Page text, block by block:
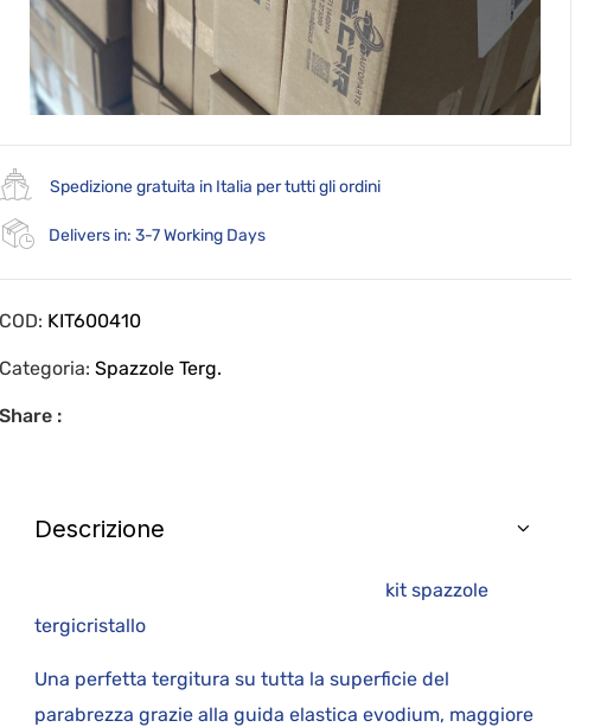
Spedizione gratuita in Italia per tutti gli ordini
Delivers in: 3-7 Working Days
COD: KIT600410
Categoria:Spazzole Terg.
Share :
Descrizione
kit spazzole
tergicristallo
Una perfetta tergitura su tutta la superficie del
parabrezza grazie alla guida elastica evodium, maggiore